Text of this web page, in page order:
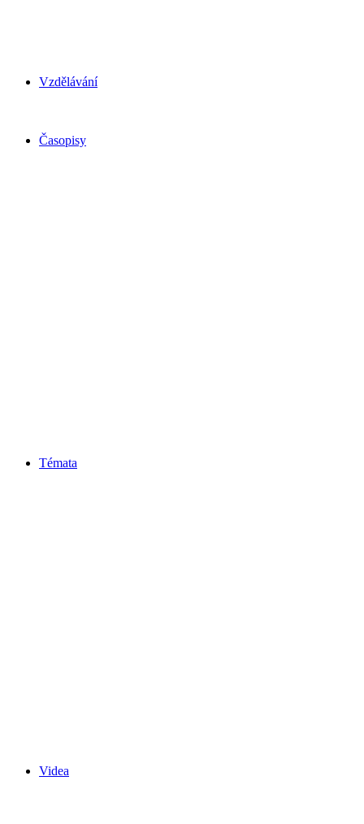
Vzdělávání
Časopisy
Témata
Videa